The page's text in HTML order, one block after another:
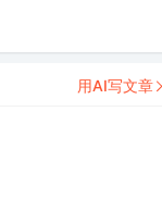
用AI写文章